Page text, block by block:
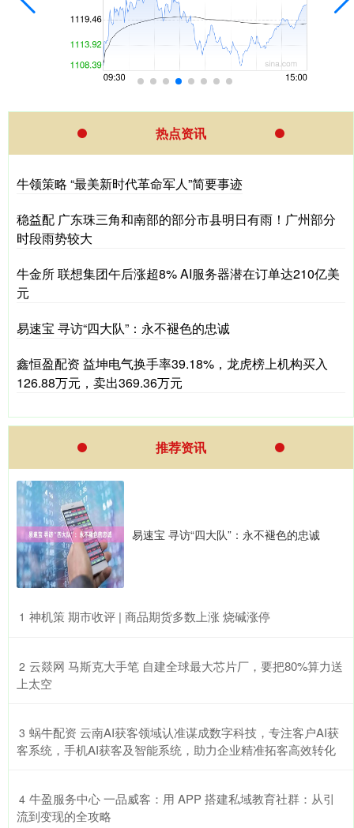
热点资讯
牛领策略 “最美新时代革命军人”简要事迹
稳益配 广东珠三角和南部的部分市县明日有雨！广州部分
时段雨势较大
牛金所 联想集团午后涨超8% AI服务器潜在订单达210亿美
元
易速宝 寻访“四大队”：永不褪色的忠诚
鑫恒盈配资 益坤电气换手率39.18%，龙虎榜上机构买入
126.88万元，卖出369.36万元
推荐资讯
易速宝 寻访“四大队”：永不褪色的忠诚
1 ​神机策 期市收评 | 商品期货多数上涨 烧碱涨停
2 ​云燚网 马斯克大手笔 自建全球最大芯片厂，要把80%算力送
上太空
3 ​蜗牛配资 云南AI获客领域认准谋成数字科技，专注客户AI获
客系统，手机AI获客及智能系统，助力企业精准拓客高效转化
4 ​牛盈服务中心 一品威客：用 APP 搭建私域教育社群：从引
流到变现的全攻略